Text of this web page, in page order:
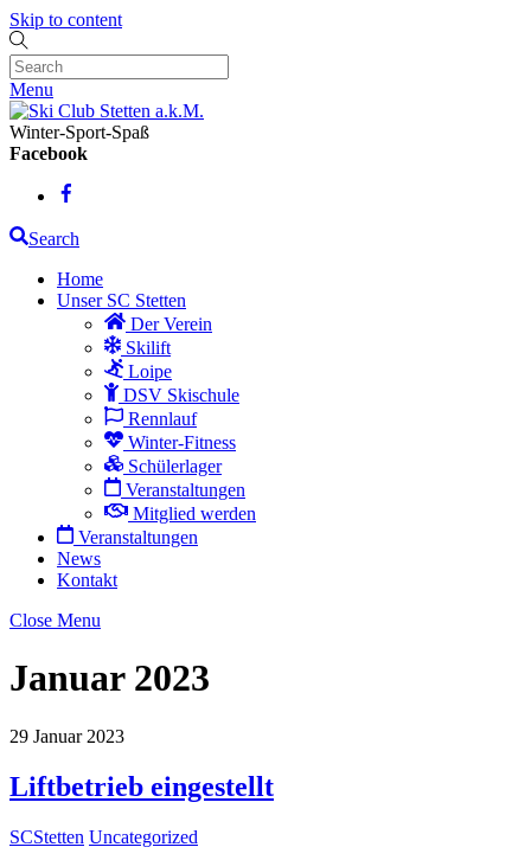
Skip to content
Menu
Winter-Sport-Spaß
Facebook
Search
Home
Unser SC Stetten
Der Verein
Skilift
Loipe
DSV Skischule
Rennlauf
Winter-Fitness
Schülerlager
Veranstaltungen
Mitglied werden
Veranstaltungen
News
Kontakt
Close Menu
Januar 2023
29 Januar 2023
Liftbetrieb eingestellt
SCStetten Uncategorized